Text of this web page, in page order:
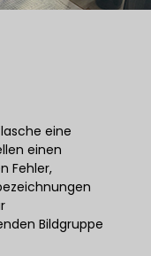
eine
einen
Fehler,
Bildgruppe